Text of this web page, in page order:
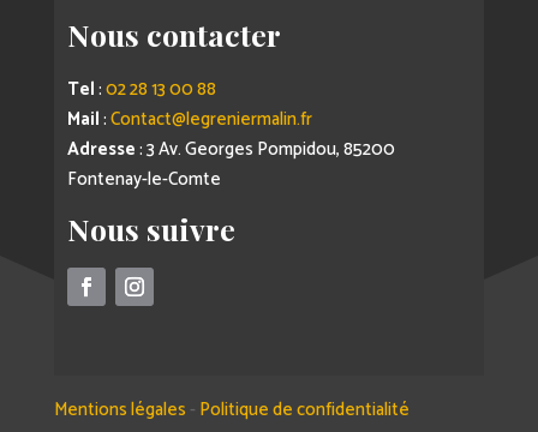
Nous contacter
Tel:02 28 13 00 88
Mail:Contact@legreniermalin.fr
Adresse: 3 Av. Georges Pompidou, 85200
Fontenay-le-Comte
Nous suivre
Mentions légales - Politique de confidentialité